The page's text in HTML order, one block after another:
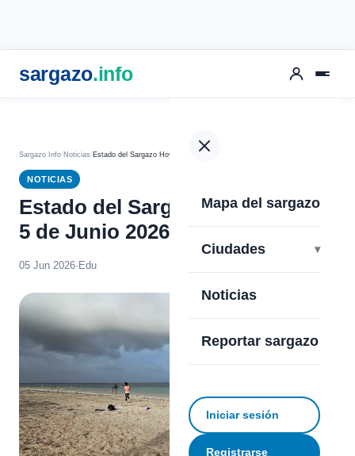
sargazo.info
Mapa del sargazo
Ciudades
Noticias
Reportar sargazo
Iniciar sesión
Registrarse
Sargazo Info Noticias Estado del Sargazo Hoy Viernes 5 de Junio 2026 en Cancún
NOTICIAS
Estado del Sargazo Hoy Viernes
5 de Junio 2026 en Cancún
05 Jun 2026· Edu